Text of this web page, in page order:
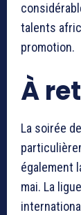
talents
promotion.
À
La soirée
également
mai. La